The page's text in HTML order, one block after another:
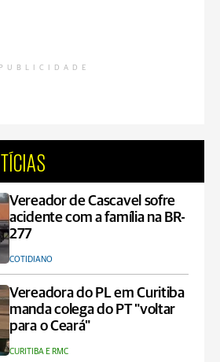
PUBLICIDADE
Vereador de Cascavel sofre
acidente com a família na BR-
277
COTIDIANO
Vereadora do PL em Curitiba
manda colega do PT "voltar
para o Ceará"
CURITIBA E RMC